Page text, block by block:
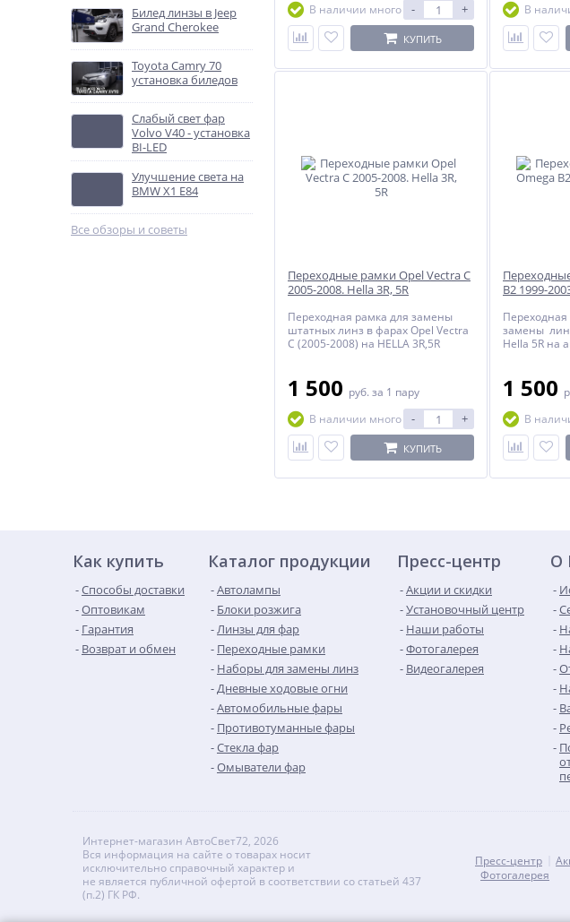
Билед линзы в Jeep
Grand Cherokee
Toyota Camry 70
установка биледов
Слабый свет фар
Volvo V40 - установка
BI-LED
Улучшение света на
BMW X1 E84
Все обзоры и советы
В наличии много
- +
КУПИТЬ
В
Переходные рамки Opel Vectra C
2005-2008. Hella 3R, 5R
Переходная рамка для замены
штатных линз в фарах Opel Vectra
C (2005-2008) на HELLA 3R,5R
1 500 руб. за 1 пару
В наличии много
- +
КУПИТЬ
B2 1999-
Переходная
замены
Hella 5R на
1 500
В
Как купить
Способы доставки
Оптовикам
Гарантия
Возврат и обмен
Каталог продукции
Автолампы
Блоки розжига
Линзы для фар
Переходные рамки
Наборы для замены линз
Дневные ходовые огни
Автомобильные фары
Противотуманные фары
Стекла фар
Омыватели фар
Пресс-центр
Акции и скидки
Установочный центр
Наши работы
Фотогалерея
Видеогалерея
О
Интернет-магазин АвтоСвет72, 2026
Вся информация на сайте о товарах носит
исключительно справочный характер и
не является публичной офертой в соответствии со статьей 437
(п.2) ГК РФ.
Пресс-центр
Фотогалерея